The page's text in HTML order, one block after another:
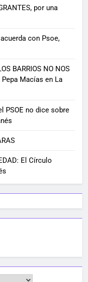
por una
con Psoe,
BARRIOS NO NOS
Macías en La
PSOE no dice sobre
El Círculo